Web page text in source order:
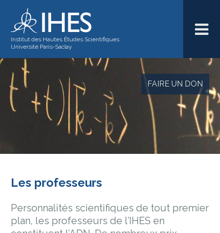
Institut des Hautes Études Scientifiques
Université Paris-Saclay
FAIRE UN DON
Les professeurs
Personnalités scientifiques de tout premier
plan, les professeurs de l’IHES en